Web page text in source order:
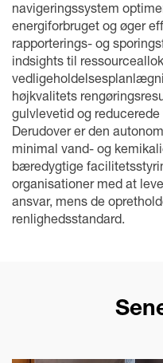
navigeringssystem
energiforbruget og øger
rapporterings- og
indsights til
højkvalitets
gulvlevetid og
Derudover er den
minimal vand- og
bæredygtige
organisationer med at
ansvar, mens de
renlighedsstandard.